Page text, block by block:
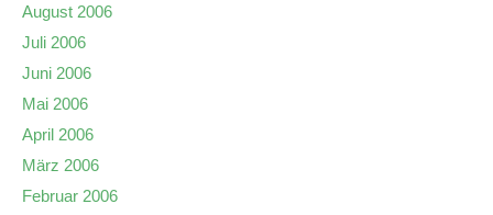
August 2006
Juli 2006
Juni 2006
Mai 2006
April 2006
März 2006
Februar 2006